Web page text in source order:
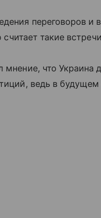
переговоров и
считает такие
мнение, что Украина
ведь в